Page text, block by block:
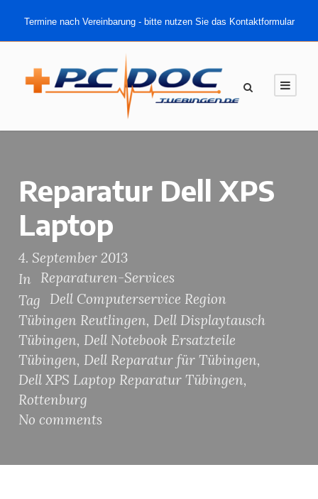
Termine nach Vereinbarung - bitte nutzen Sie das Kontaktformular
Reparatur Dell XPS
Laptop
4. September 2013
In
Reparaturen-Services
Tag
Dell Computerservice Region
Tübingen Reutlingen, Dell Displaytausch
Tübingen, Dell Notebook Ersatzteile
Tübingen, Dell Reparatur für Tübingen,
Dell XPS Laptop Reparatur Tübingen,
Rottenburg
No comments